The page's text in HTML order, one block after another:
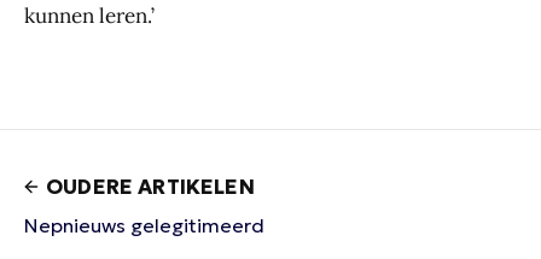
kunnen leren.’
OUDERE ARTIKELEN
Nepnieuws gelegitimeerd